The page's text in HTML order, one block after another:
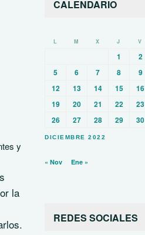
y
la
CALENDARIO
DICIEMBRE 2022
L M X J V
1 2
5
6 7 8 9
12
13 14 15 16
19
20 21 22 23
26
27 28 29 30
« Nov Ene »
REDES SOCIALES